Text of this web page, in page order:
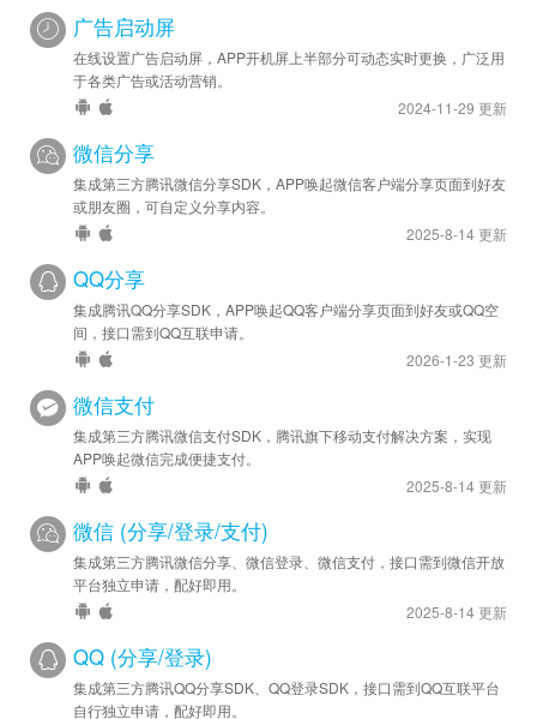
安卓新增 - rewardVideo 接口增加 userId 和 extraInfo 参数，
用于服务器端奖励发放回调。
安卓优化 - SDK 升级至 v4.510.1380
苹果新增 - 已接入苹果 iOS 版广告
2022-10-25
安卓优化 - SDK 升级至 v4.491.1361
2022-06-30
安卓优化 - SDK 升级至 v4.471.1341
2022-05-12
安卓优化 - SDK 升级至 v4.462.1332
2022-03-09
安卓优化 - SDK 升级至 v4.452.1322
2021-11-22
2021-11-05
安卓优化 - SDK 升级至 v4.422.1292
2021-10-06
安卓优化 - SDK 升级至 v4.420.1290
广告启动屏
在线设置广告启动屏，APP开机屏上半部分可动态实时更换，广泛用
于各类广告或活动营销。
2024-11-29 更新
微信分享
集成第三方腾讯微信分享SDK，APP唤起微信客户端分享页面到好友
或朋友圈，可自定义分享内容。
2025-8-14 更新
QQ分享
集成腾讯QQ分享SDK，APP唤起QQ客户端分享页面到好友或QQ空
间，接口需到QQ互联申请。
2026-1-23 更新
微信支付
集成第三方腾讯微信支付SDK，腾讯旗下移动支付解决方案，实现
APP唤起微信完成便捷支付。
2025-8-14 更新
微信 (分享/登录/支付)
集成第三方腾讯微信分享、微信登录、微信支付，接口需到微信开放
平台独立申请，配好即用。
2025-8-14 更新
QQ (分享/登录)
集成第三方腾讯QQ分享SDK、QQ登录SDK，接口需到QQ互联平台
自行独立申请，配好即用。